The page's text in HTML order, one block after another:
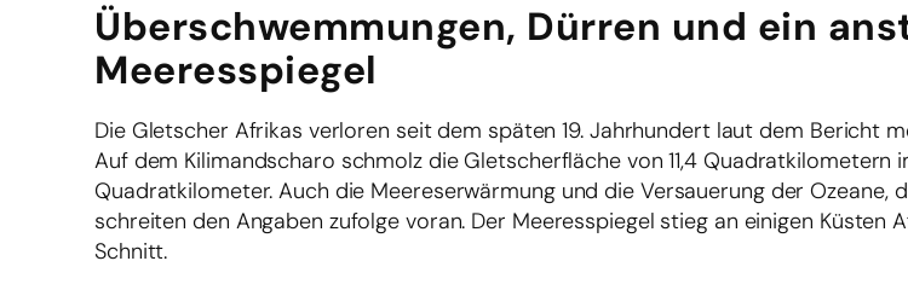
Überschwemmungen, Dürren und ein
Meeresspiegel
Die Gletscher Afrikas verloren seit dem späten 19. Jahrhundert laut dem Bericht
Auf dem Kilimandscharo schmolz die Gletscherfläche von 11,4 Quadratkilometern
Quadratkilometer. Auch die Meereserwärmung und die Versauerung der Ozeane,
schreiten den Angaben zufolge voran. Der Meeresspiegel stieg an einigen Küsten
Schnitt.